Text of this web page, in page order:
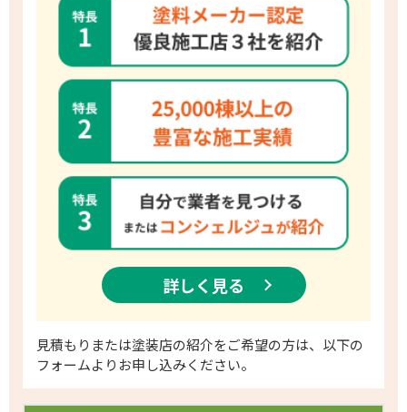
詳しく見る
​見積もりまたは塗装店の紹介をご希望の方は、以下の
フォームよりお申し込みください。